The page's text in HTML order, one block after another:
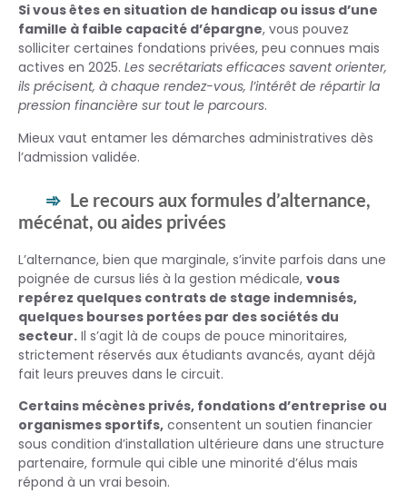
Si vous êtes en situation de handicap ou issus d’une
famille à faible capacité d’épargne, vous pouvez
solliciter certaines fondations privées, peu connues mais
actives en 2025. Les secrétariats efficaces savent orienter,
ils précisent, à chaque rendez-vous, l’intérêt de répartir la
pression financière sur tout le parcours.
Mieux vaut entamer les démarches administratives dès
l’admission validée.
Le recours aux formules d’alternance,
mécénat, ou aides privées
L’alternance, bien que marginale, s’invite parfois dans une
poignée de cursus liés à la gestion médicale, vous
repérez quelques contrats de stage indemnisés,
quelques bourses portées par des sociétés du
secteur. Il s’agit là de coups de pouce minoritaires,
strictement réservés aux étudiants avancés, ayant déjà
fait leurs preuves dans le circuit.
Certains mécènes privés, fondations d’entreprise ou
organismes sportifs, consentent un soutien financier
sous condition d’installation ultérieure dans une structure
partenaire, formule qui cible une minorité d’élus mais
répond à un vrai besoin.